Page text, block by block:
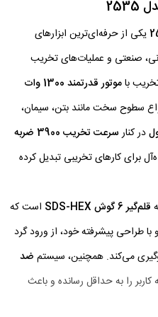
یکی از حرفه‌ای‌ترین ابزارهای
صنعتی و عملیات‌های تخریب
با
موتور قدرتمند 1300 وات
سطوح سخت مانند بتن، سیمان،
در کنار
سرعت تخریب 3900 ضربه
برای کارهای تخریبی تبدیل کرده
قلم‌گیر 6 گوش SDS-HEX
است که
طراحی پیشرفته خود، از ورود گرد
می‌کند. همچنین، سیستم ضد
را به حداقل رسانده و باعث